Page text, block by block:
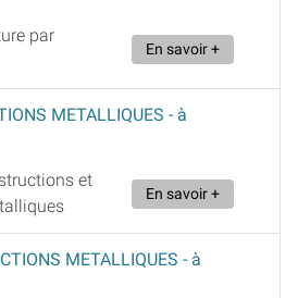
par
En savoir +
METALLIQUES - à
et
En savoir +
METALLIQUES - à